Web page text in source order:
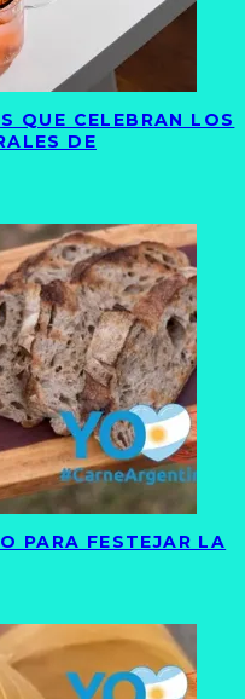
QUE CELEBRAN LOS
DE
PARA FESTEJAR LA